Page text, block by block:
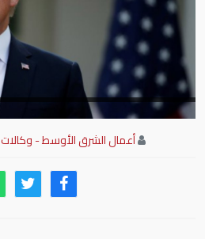
أعمال الشرق الأوسط - وكالات